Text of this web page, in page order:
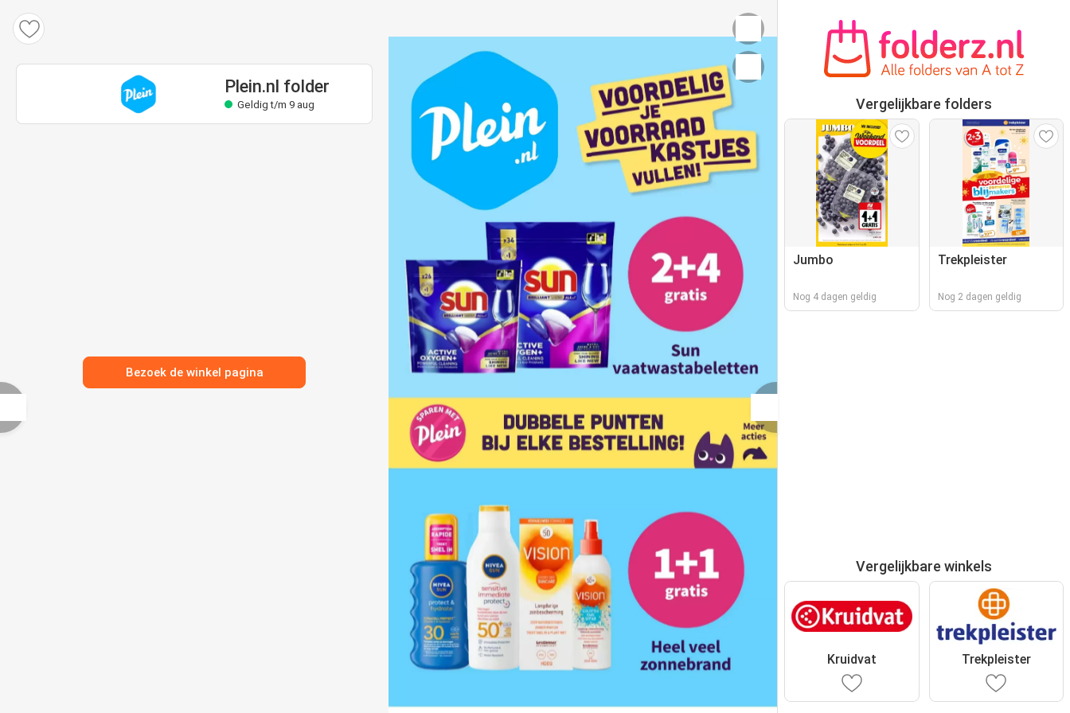
Plein.nl folder
Geldig t/m 9 aug
Bezoek de winkel pagina
Vergelijkbare folders
Jumbo
Nog 4 dagen geldig
Trekpleister
Nog 2 dagen geldig
Vergelijkbare winkels
Kruidvat Trekpleister